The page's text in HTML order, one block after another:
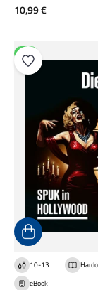
Angebot
10,99 €
NEU
10-13
eBook